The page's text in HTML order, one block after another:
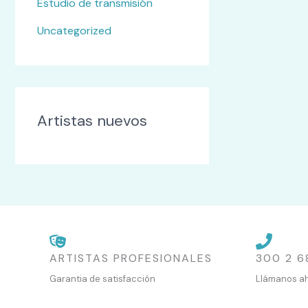
Estudio de transmisión
Uncategorized
Artistas nuevos
ARTISTAS PROFESIONALES
Garantia de satisfacción
300 2
Llámanos